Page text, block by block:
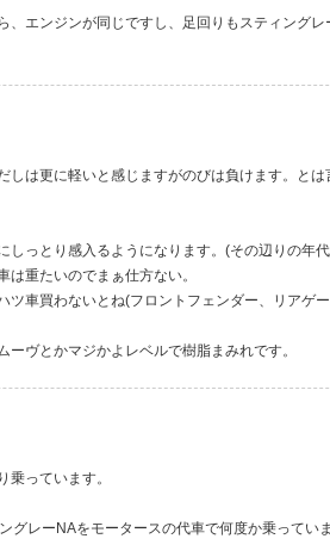
、エンジンが同じですし、足回りもスティング
しは更に軽いと感じますがのびは負けます。と
しっとり感入るようになります。(その辺りの年
重たいのでまぁ仕方ない。
ツ車買わないとね(フロントフェンダー、リアゲ
ーヴとかマジかよレベルで樹脂まみれです。
乗っています。
グレーNAをモータースの代車で何度か乗ってい